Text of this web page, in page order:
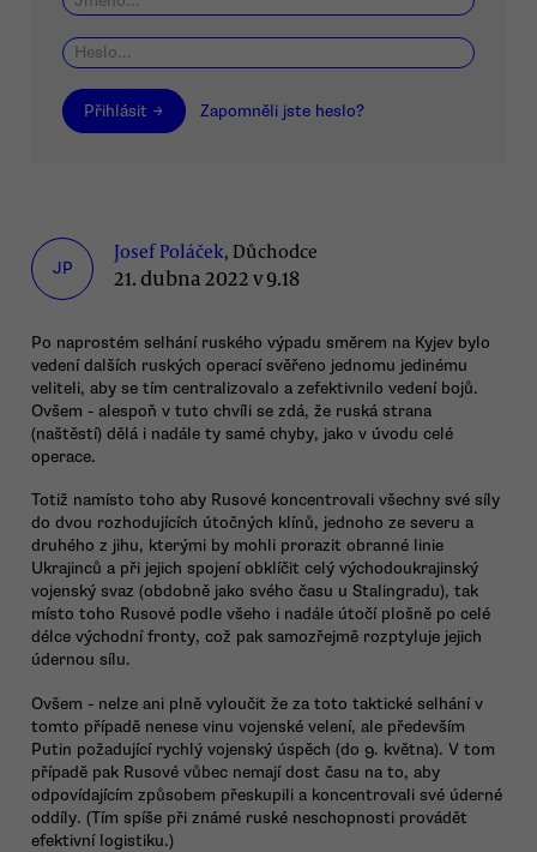
Přihlásit → Zapomněli jste heslo?
JP
Josef Poláček, Důchodce
21. dubna 2022 v 9.18
Po naprostém selhání ruského výpadu směrem na Kyjev bylo
vedení dalších ruských operací svěřeno jednomu jedinému
veliteli, aby se tím centralizovalo a zefektivnilo vedení bojů.
Ovšem - alespoň v tuto chvíli se zdá, že ruská strana
(naštěstí) dělá i nadále ty samé chyby, jako v úvodu celé
operace.
Totiž namísto toho aby Rusové koncentrovali všechny své síly
do dvou rozhodujících útočných klínů, jednoho ze severu a
druhého z jihu, kterými by mohli prorazit obranné linie
Ukrajinců a při jejich spojení obklíčit celý východoukrajinský
vojenský svaz (obdobně jako svého času u Stalingradu), tak
místo toho Rusové podle všeho i nadále útočí plošně po celé
délce východní fronty, což pak samozřejmě rozptyluje jejich
údernou sílu.
Ovšem - nelze ani plně vyloučit že za toto taktické selhání v
tomto případě nenese vinu vojenské velení, ale především
Putin požadující rychlý vojenský úspěch (do 9. května). V tom
případě pak Rusové vůbec nemají dost času na to, aby
odpovídajícím způsobem přeskupili a koncentrovali své úderné
oddíly. (Tím spíše při známé ruské neschopnosti provádět
efektivní logistiku.)